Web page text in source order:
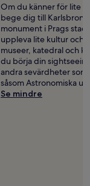
Om du känner för lite
bege dig till Karlsbron,
monument i Prags
uppleva lite kultur och
museer, katedral och
du börja din
andra sevärdheter
såsom Astronomiska
Se mindre